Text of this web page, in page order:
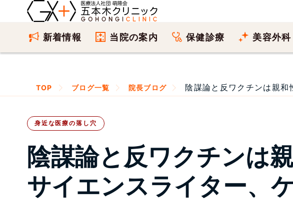
新着情報 当院の案内 保健診療 美容外
TOP ブログ一覧 院長ブログ 陰謀論と反ワクチンは親
身近な医療の落し穴
陰謀論と反ワクチンは
サイエンスライター、